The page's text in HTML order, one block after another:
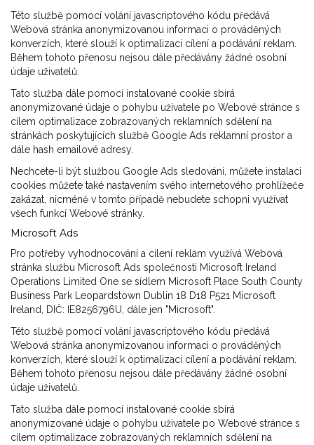
Této službě pomocí volání javascriptového kódu předává
Webová stránka anonymizovanou informaci o prováděných
konverzích, které slouží k optimalizaci cílení a podávání reklam.
Během tohoto přenosu nejsou dále předávány žádné osobní
údaje uživatelů.
Tato služba dále pomocí instalované cookie sbírá
anonymizované údaje o pohybu uživatele po Webové stránce s
cílem optimalizace zobrazovaných reklamních sdělení na
stránkách poskytujících službě Google Ads reklamní prostor a
dále hash emailové adresy.
Nechcete-li být službou Google Ads sledováni, můžete instalaci
cookies můžete také nastavením svého internetového prohlížeče
zakázat, nicméně v tomto případě nebudete schopni využívat
všech funkcí Webové stránky.
Microsoft Ads
Pro potřeby vyhodnocování a cílení reklam využívá Webová
stránka službu Microsoft Ads společnosti Microsoft Ireland
Operations Limited One se sídlem Microsoft Place South County
Business Park Leopardstown Dublin 18 D18 P521 Microsoft
Ireland, DIČ: IE8256796U, dále jen "Microsoft".
Této službě pomocí volání javascriptového kódu předává
Webová stránka anonymizovanou informaci o prováděných
konverzích, které slouží k optimalizaci cílení a podávání reklam.
Během tohoto přenosu nejsou dále předávány žádné osobní
údaje uživatelů.
Tato služba dále pomocí instalované cookie sbírá
anonymizované údaje o pohybu uživatele po Webové stránce s
cílem optimalizace zobrazovaných reklamních sdělení na